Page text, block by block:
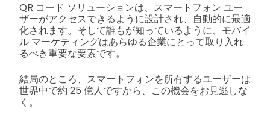
QR コード ソリューションは、スマートフォン ユー
ザーがアクセスできるように設計され、自動的に最適
化されます。そして誰もが知っているように、モバイ
ル マーケティングはあらゆる企業にとって取り入れ
るべき重要な要素です。
結局のところ、スマートフォンを所有するユーザーは
世界中で約 25 億人ですから、この機会をお見逃しな
く。